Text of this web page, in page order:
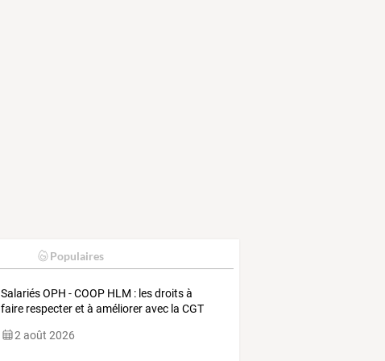
Populaires
Salariés OPH - COOP HLM : les droits à
faire respecter et à améliorer avec la CGT
2 août 2026